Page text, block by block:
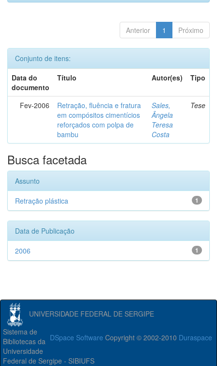
Anterior 1 Próximo
Conjunto de itens:
Data do
documento
Título Autor(es) Tipo
Fev-2006
Retração, fluência e fratura
em compósitos cimentícios
reforçados com polpa de
bambu
Sales,
Ângela
Teresa
Costa
Tese
Busca facetada
Assunto
1
Retração plástica
Data de Publicação
1
2006
UNIVERSIDADE FEDERAL DE SERGIPE
DSpace Software Copyright © 2002-2010 Duraspace
Sistema de
Bibliotecas da
Universidade
Federal de Sergipe - SIBIUFS